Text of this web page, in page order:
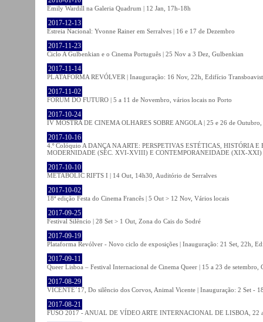
Emily Wardill na Galeria Quadrum | 12 Jan, 17h-18h
2017-12-13
Estreia Nacional: Yvonne Rainer em Serralves | 16 e 17 de Dezembro
2017-11-23
Ciclo A Gulbenkian e o Cinema Português | 25 Nov a 3 Dez, Gulbenkian
2017-11-14
PLATAFORMA REVÓLVER | Inauguração: 16 Nov, 22h, Edifício
2017-11-02
FÓRUM DO FUTURO | 5 a 11 de Novembro, vários locais no Porto
2017-10-24
IV MOSTRA DE CINEMA OLHARES SOBRE ANGOLA | 25 e 26 de
2017-10-16
4.º Colóquio A DANÇA NA ARTE: PERSPETIVAS ESTÉTICAS, HISTÓRIA
MODERNIDADE (SÉC. XVI-XVIII) E CONTEMPORANEIDADE (XIX-XXI)
2017-10-10
METABOLIC RIFTS I | 14 Out, 14h30, Auditório de Serralves
2017-10-02
18ª edição Festa do Cinema Francês | 5 Out > 12 Nov, Vários locais
2017-09-25
Festival Silêncio | 28 Set > 1 Out, Zona do Cais do Sodré
2017-09-19
Plataforma Revólver - Novo ciclo de exposições | Inauguração: 21 Set, 22h,
2017-09-11
Queer Lisboa – Festival Internacional de Cinema Queer | 15 a 23 de setembro,
2017-08-29
VICENTE´17, Do silêncio dos Corvos, Animal Vicente | Inauguração: 2 Set -
2017-08-21
FUSO 2017 - ANUAL DE VÍDEO ARTE INTERNACIONAL DE LISBOA, 22